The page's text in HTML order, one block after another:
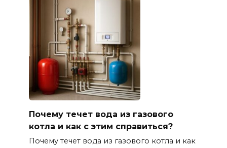
Почему течет вода из газового
котла и как с этим справиться?
Почему течет вода из газового котла и как